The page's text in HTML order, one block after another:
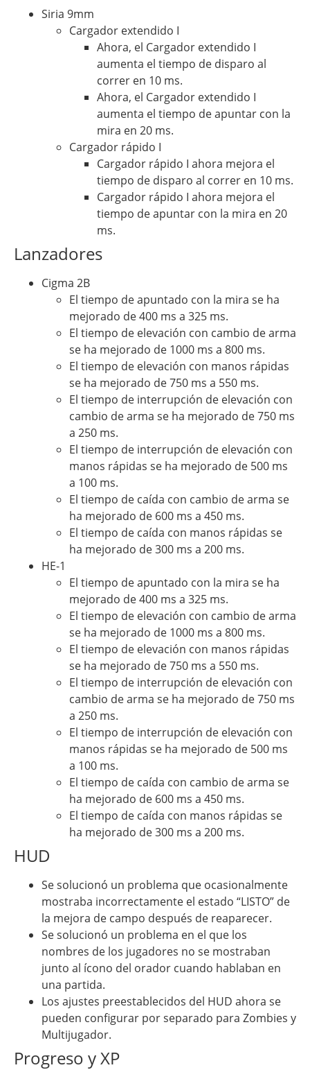
Siria 9mm
Cargador extendido I
Ahora, el Cargador extendido I
aumenta el tiempo de disparo al
correr en 10 ms.
Ahora, el Cargador extendido I
aumenta el tiempo de apuntar con la
mira en 20 ms.
Cargador rápido I
Cargador rápido I ahora mejora el
tiempo de disparo al correr en 10 ms.
Cargador rápido I ahora mejora el
tiempo de apuntar con la mira en 20
ms.
Lanzadores
Cigma 2B
El tiempo de apuntado con la mira se ha
mejorado de 400 ms a 325 ms.
El tiempo de elevación con cambio de arma
se ha mejorado de 1000 ms a 800 ms.
El tiempo de elevación con manos rápidas
se ha mejorado de 750 ms a 550 ms.
El tiempo de interrupción de elevación con
cambio de arma se ha mejorado de 750 ms
a 250 ms.
El tiempo de interrupción de elevación con
manos rápidas se ha mejorado de 500 ms
a 100 ms.
El tiempo de caída con cambio de arma se
ha mejorado de 600 ms a 450 ms.
El tiempo de caída con manos rápidas se
ha mejorado de 300 ms a 200 ms.
HE-1
El tiempo de apuntado con la mira se ha
mejorado de 400 ms a 325 ms.
El tiempo de elevación con cambio de arma
se ha mejorado de 1000 ms a 800 ms.
El tiempo de elevación con manos rápidas
se ha mejorado de 750 ms a 550 ms.
El tiempo de interrupción de elevación con
cambio de arma se ha mejorado de 750 ms
a 250 ms.
El tiempo de interrupción de elevación con
manos rápidas se ha mejorado de 500 ms
a 100 ms.
El tiempo de caída con cambio de arma se
ha mejorado de 600 ms a 450 ms.
El tiempo de caída con manos rápidas se
ha mejorado de 300 ms a 200 ms.
HUD
Se solucionó un problema que ocasionalmente
mostraba incorrectamente el estado “LISTO” de
la mejora de campo después de reaparecer.
Se solucionó un problema en el que los
nombres de los jugadores no se mostraban
junto al ícono del orador cuando hablaban en
una partida.
Los ajustes preestablecidos del HUD ahora se
pueden configurar por separado para Zombies y
Multijugador.
Progreso y XP